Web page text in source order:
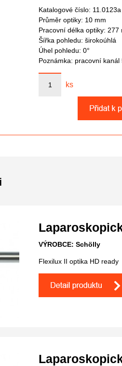
Katalogové číslo: 11.0123a
Průměr optiky: 10 mm
Pracovní délka optiky: 277
Šířka pohledu: širokoúhlá
Úhel pohledu: 0°
Poznámka: pracovní kanál
ks
VÝROBCE: Schölly
Flexilux II optika HD ready